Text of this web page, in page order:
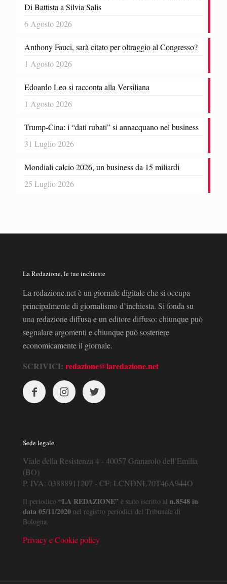
Di Battista a Silvia Salis
6 Agosto 2026
Anthony Fauci, sarà citato per oltraggio al Congresso?
1 Agosto 2026
Edoardo Leo si racconta alla Versiliana
1 Agosto 2026
Trump-Cina: i “dati rubati” si annacquano nel business
31 Luglio 2026
Mondiali calcio 2026, un business da 15 miliardi
25 Luglio 2026
La Redazione, le tue inchieste
La redazione.net è un giornale digitale che si occupa
principalmente di giornalismo d’inchiesta. Si fonda su
una redazione diffusa e un editore diffuso: chiunque può
segnalare argomenti e chiunque può sostenere
economicamente il giornale.
SCRIVICI: redazione@laredazione.net
Sede legale
Viale della Resistenza 4 - 40057 Granarolo dell’Emilia
(BO)
P. IVA: 03888911207 - CF: LCNDNL70T46A944O
Il periodico “LA REDAZIONE” è stato iscritto al n.8548 in
data 05/11/2020 nel registro periodici del Tribunale di
Bologna.
Privacy e Cookie policy